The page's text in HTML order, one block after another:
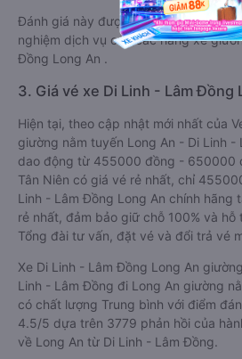
Đánh giá này được viết trực tiếp bởi
nghiệm dịch vụ của các hãng xe
Đồng Long An .
3. Giá vé xe Di Linh - Lâm Đồng
Hiện tại, theo cập nhật mới nhất của
giường nằm tuyến Long An - Di Linh
dao động từ 455000 đồng - 650000
Tân Niên có giá vé rẻ nhất, chỉ
Linh - Lâm Đồng Long An chính hãng
rẻ nhất, đảm bảo giữ chỗ 100% và hỗ
Tổng đài tư vấn, đặt vé và đổi trả vé
Xe Di Linh - Lâm Đồng Long An
Linh - Lâm Đồng đi Long An giường
có chất lượng Trung bình với điểm
4.5/5 dựa trên 3779 phản hồi của
về Long An từ Di Linh - Lâm Đồng.